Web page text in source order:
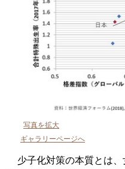
写真を拡大
ギャラリーページへ
少子化対策の本質とは、